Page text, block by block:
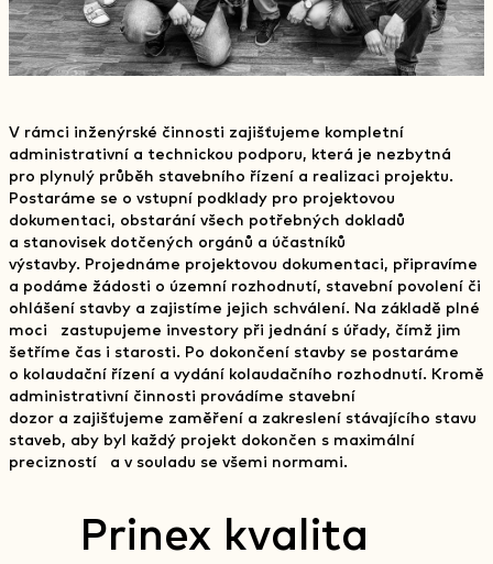
V rámci inženýrské činnosti zajišťujeme kompletní
administrativní a technickou podporu, která je nezbytná
pro plynulý průběh stavebního řízení a realizaci projektu.
Postaráme se o vstupní podklady pro projektovou
dokumentaci, obstarání všech potřebných dokladů
a stanovisek dotčených orgánů a účastníků
výstavby. Projednáme projektovou dokumentaci, připravíme
a podáme žádosti o územní rozhodnutí, stavební povolení či
ohlášení stavby a zajistíme jejich schválení. Na základě plné
moci zastupujeme investory při jednání s úřady, čímž jim
šetříme čas i starosti. Po dokončení stavby se postaráme
o kolaudační řízení a vydání kolaudačního rozhodnutí. Kromě
administrativní činnosti provádíme stavební
dozor a zajišťujeme zaměření a zakreslení stávajícího stavu
staveb, aby byl každý projekt dokončen s maximální
precizností a v souladu se všemi normami.
Prinex kvalita